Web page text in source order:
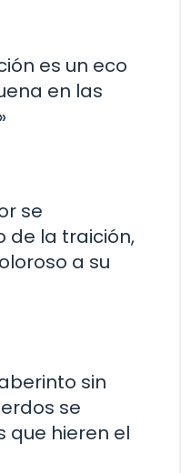
es un eco
en las
se
de la traición,
a su
sin
se
que hieren el